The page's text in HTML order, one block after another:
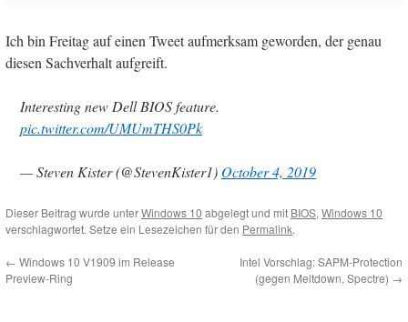
Ich bin Freitag auf einen Tweet aufmerksam geworden, der genau
diesen Sachverhalt aufgreift.
Interesting new Dell BIOS feature.
pic.twitter.com/UMUmTHS0Pk
— Steven Kister (@StevenKister1) October 4, 2019
Dieser Beitrag wurde unterWindows 10 abgelegt und mit BIOS, Windows 10
verschlagwortet. Setze ein Lesezeichen für den Permalink.
← Windows 10 V1909 im Release
Preview-Ring
Intel Vorschlag: SAPM-Protection
(gegen Meltdown, Spectre) →